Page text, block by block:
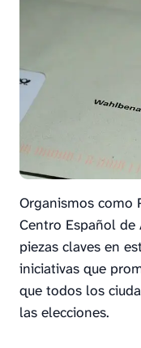
Organismos como
Centro Español de
piezas claves en
iniciativas que
que todos los
las elecciones.